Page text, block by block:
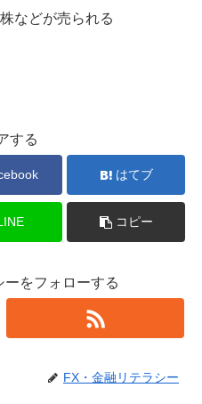
などが売られる
する
はてブ
コピー
ーをフォローする
FX・金融リテラシー